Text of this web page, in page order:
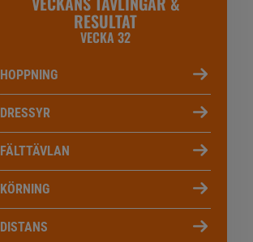
RESULTAT
VECKA 32
HOPPNING
DRESSYR
FÄLTTÄVLAN
KÖRNING
DISTANS